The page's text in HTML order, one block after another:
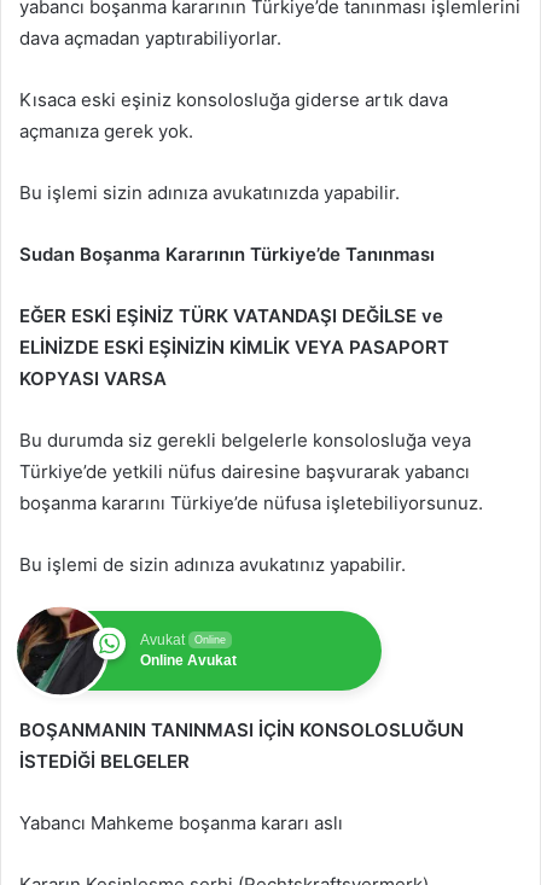
yabancı boşanma kararının Türkiye’de tanınması işlemlerini
dava açmadan yaptırabiliyorlar.
Kısaca eski eşiniz konsolosluğa giderse artık dava
açmanıza gerek yok.
Bu işlemi sizin adınıza avukatınızda yapabilir.
Sudan Boşanma Kararının Türkiye’de Tanınması
EĞER ESKİ EŞİNİZ TÜRK VATANDAŞI DEĞİLSE ve
ELİNİZDE ESKİ EŞİNİZİN KİMLİK VEYA PASAPORT
KOPYASI VARSA
Bu durumda siz gerekli belgelerle konsolosluğa veya
Türkiye’de yetkili nüfus dairesine başvurarak yabancı
boşanma kararını Türkiye’de nüfusa işletebiliyorsunuz.
Bu işlemi de sizin adınıza avukatınız yapabilir.
Avukat Online
Online Avukat
BOŞANMANIN TANINMASI İÇİN KONSOLOSLUĞUN
İSTEDİĞİ BELGELER
Yabancı Mahkeme boşanma kararı aslı